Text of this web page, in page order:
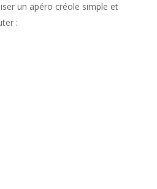
un apéro créole simple et
: